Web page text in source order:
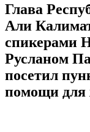
Глава
Али
спикерами
Русланом
посетил
помощи для